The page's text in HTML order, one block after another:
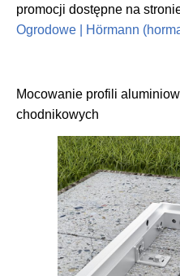
promocji dostępne na
Ogrodowe | Hörmann
Mocowanie profili
chodnikowych